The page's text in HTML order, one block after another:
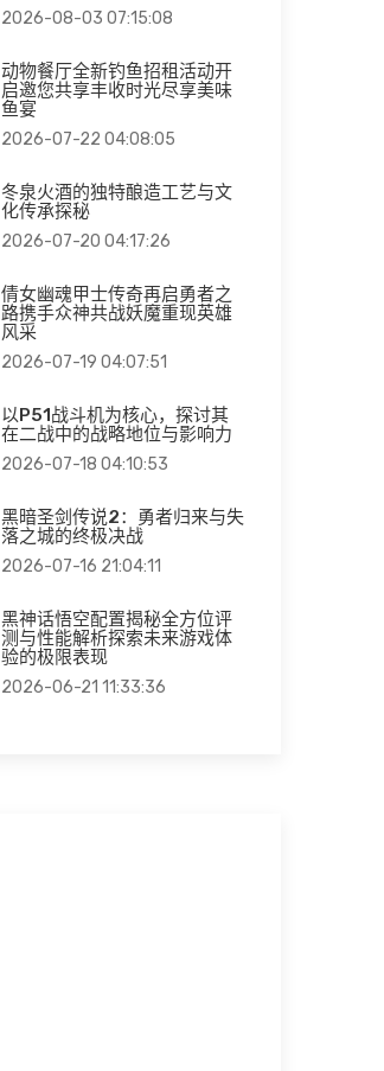
2026-08-03 07:15:08
动物餐厅全新钓鱼招租活动开
启邀您共享丰收时光尽享美味
鱼宴
2026-07-22 04:08:05
冬泉火酒的独特酿造工艺与文
化传承探秘
2026-07-20 04:17:26
倩女幽魂甲士传奇再启勇者之
路携手众神共战妖魔重现英雄
风采
2026-07-19 04:07:51
以P51战斗机为核心，探讨其
在二战中的战略地位与影响力
2026-07-18 04:10:53
黑暗圣剑传说2：勇者归来与失
落之城的终极决战
2026-07-16 21:04:11
黑神话悟空配置揭秘全方位评
测与性能解析探索未来游戏体
验的极限表现
2026-06-21 11:33:36